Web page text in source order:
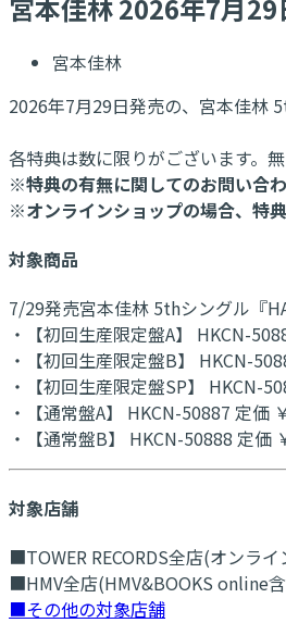
宮本佳林 2026年7月
宮本佳林
2026年7月29日発売の、宮本佳林
各特典は数に限りがございます。
※特典の有無に関してのお問い合
※オンラインショップの場合、特
対象商品
7/29発売宮本佳林 5thシングル『
・【初回生産限定盤A】 HKCN-
・【初回生産限定盤B】 HKCN-
・【初回生産限定盤SP】 HKCN-
・【通常盤A】 HKCN-50887 定価
・【通常盤B】 HKCN-50888 定価
対象店舗
■TOWER RECORDS全店(オンラ
■HMV全店(HMV&BOOKS online
■その他の対象店舗